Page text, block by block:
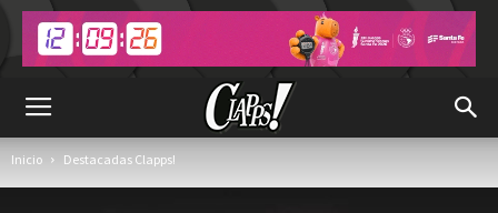
Inicio Destacadas Clapps!